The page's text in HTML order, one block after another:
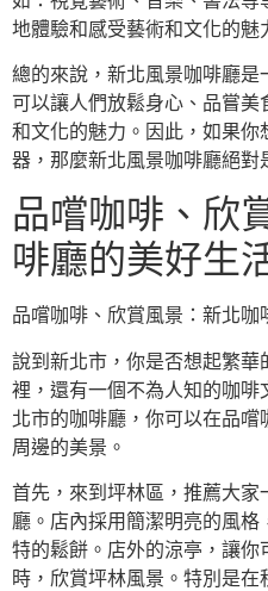
地體驗和感受藝術和文化的魅
總的來說，新北風景咖啡廳
可以讓人們放鬆身心、品嘗
和文化的魅力。因此，如果
器，那麼新北風景咖啡廳絕對
品嚐咖啡、欣
啡廳的美好生
品嚐咖啡、欣賞風景：新北咖
說到新北市，你是否想起繁
裡，還有一個不為人知的咖
北市的咖啡廳，你可以在品
周邊的美景。
首先，來到坪林區，推薦大
廳。店內採用簡潔明亮的風
特的鬆餅。店外的涼亭，讓你
時，欣賞坪林風景。特別是